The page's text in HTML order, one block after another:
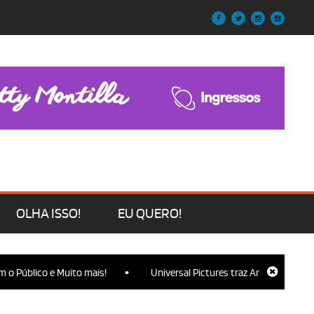
OLHA ISSO! EU QUERO!
Público e Muito mais! Universal Pictures traz Ariana Grande,